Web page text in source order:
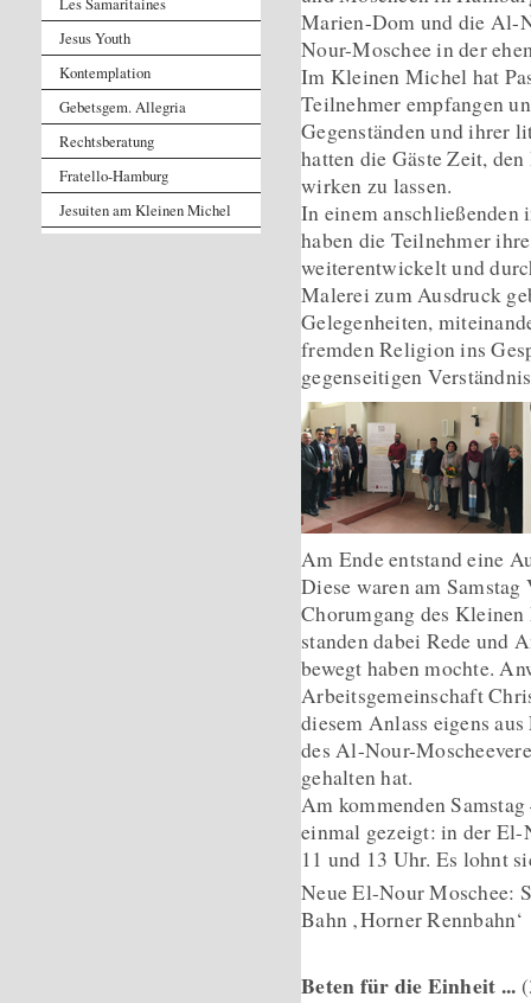
Marien-Dom und die Al-
Nour-Moschee in der
Im Kleinen Michel hat
Teilnehmer empfangen
Gegenständen und ihrer
hatten die Gäste Zeit,
wirken zu lassen.
In einem anschließenden
haben die Teilnehmer
weiterentwickelt und
Malerei zum Ausdruck
Gelegenheiten,
fremden Religion ins
gegenseitigen
Am Ende entstand eine
Diese waren am
Chorumgang des
standen dabei Rede und
bewegt haben mochte.
Arbeitsgemeinschaft
diesem Anlass eigens
des Al-Nour-
gehalten hat.
Am kommenden
einmal gezeigt: in der El-
11 und 13 Uhr. Es lohnt
Neue El-Nour Moschee:
Bahn ‚Horner Rennbahn‘
Beten für die Einheit ...
Jesus Youth
Kontemplation
Gebetsgem. Allegria
Rechtsberatung
Fratello-Hamburg
Jesuiten am Kleinen Michel